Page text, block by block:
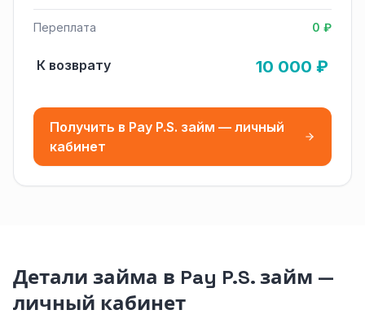
Переплата 0 ₽
К возврату 10 000 ₽
Получить в Pay P.S. займ — личный
кабинет
Детали займа в Pay P.S. займ —
личный кабинет